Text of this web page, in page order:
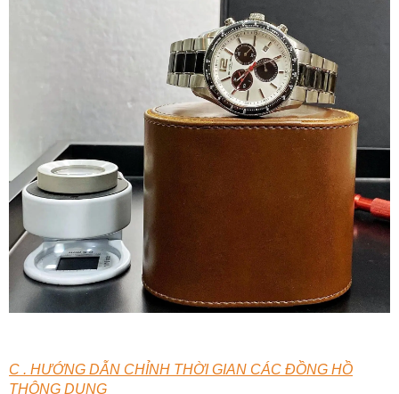
C . HƯỚNG DẪN CHỈNH THỜI GIAN CÁC ĐỒNG HỒ
THÔNG DỤNG